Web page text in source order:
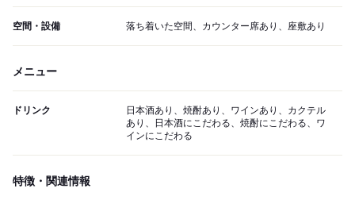
空間・設備 落ち着いた空間、カウンター席あり、座敷あり
メニュー
ドリンク
日本酒あり、焼酎あり、ワインあり、カクテル
あり、日本酒にこだわる、焼酎にこだわる、ワ
インにこだわる
特徴・関連情報